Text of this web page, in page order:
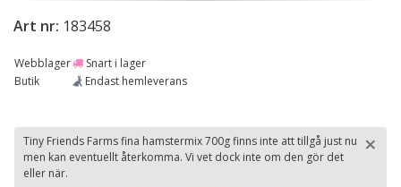
Art nr: 183458
Webblager
Snart i lager
Butik
Endast hemleverans
×
Tiny Friends Farms fina hamstermix 700g finns inte att tillgå just nu
men kan eventuellt återkomma. Vi vet dock inte om den gör det
eller när.